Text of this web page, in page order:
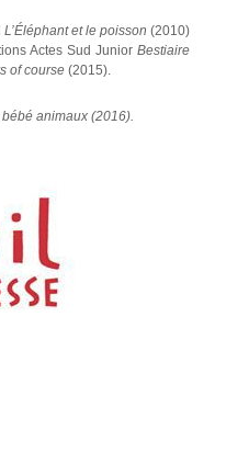
L’Éléphant et le poisson(2010)
Actes Sud JuniorBestiaire
of course (2015).
animaux (2016).